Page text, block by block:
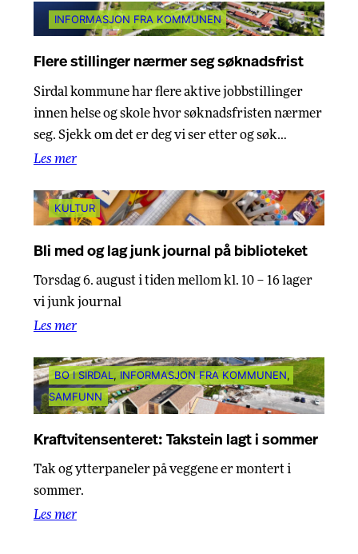
INFORMASJON FRA KOMMUNEN
Flere stillinger nærmer seg søknadsfrist
Sirdal kommune har flere aktive jobbstillinger
innen helse og skole hvor søknadsfristen nærmer
seg. Sjekk om det er deg vi ser etter og søk…
Les mer
KULTUR
Bli med og lag junk journal på biblioteket
Torsdag 6. august i tiden mellom kl. 10 – 16 lager
vi junk journal
Les mer
BO I SIRDAL, INFORMASJON FRA KOMMUNEN
SAMFUNN
Kraftvitensenteret: Takstein lagt i sommer
Tak og ytterpaneler på veggene er montert i
sommer.
Les mer